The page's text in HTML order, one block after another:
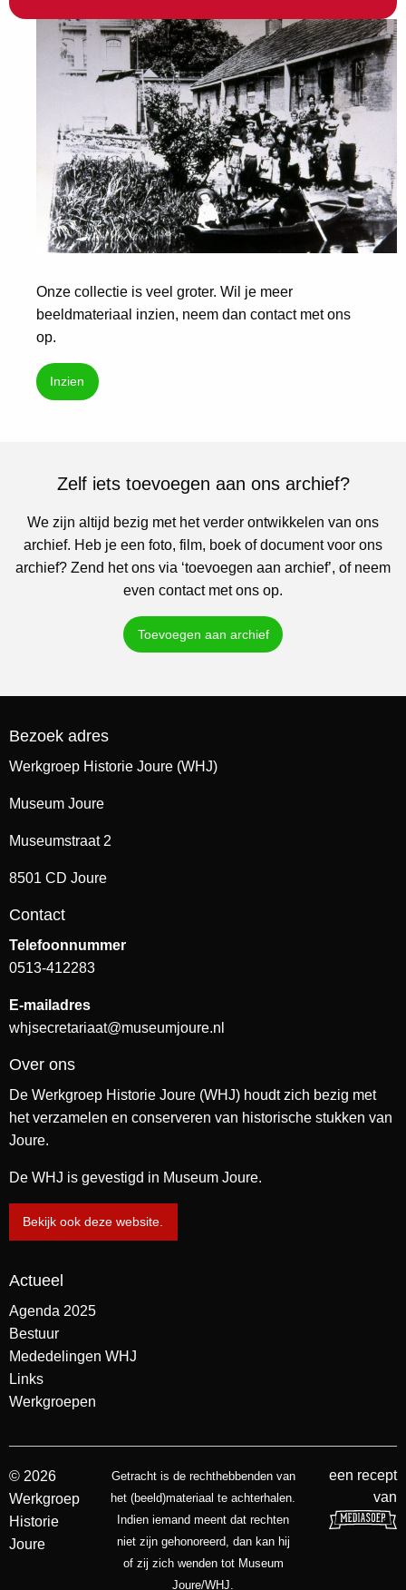
Onze collectie is veel groter. Wil je meer
beeldmateriaal inzien, neem dan contact met ons
op.
Inzien
Zelf iets toevoegen aan ons archief?
We zijn altijd bezig met het verder ontwikkelen van ons
archief. Heb je een foto, film, boek of document voor ons
archief? Zend het ons via ‘toevoegen aan archief’, of neem
even contact met ons op.
Toevoegen aan archief
Bezoek adres
Werkgroep Historie Joure (WHJ)
Museum Joure
Museumstraat 2
8501 CD Joure
Contact
Telefoonnummer
0513-412283
E-mailadres
whjsecretariaat@museumjoure.nl
Over ons
De Werkgroep Historie Joure (WHJ) houdt zich bezig met
het verzamelen en conserveren van historische stukken van
Joure.
De WHJ is gevestigd in Museum Joure.
Bekijk ook deze website.
Actueel
Agenda 2025
Bestuur
Mededelingen WHJ
Links
Werkgroepen
© 2026
Werkgroep
Historie
Joure
Getracht is de rechthebbenden van
het (beeld)materiaal te achterhalen.
Indien iemand meent dat rechten
niet zijn gehonoreerd, dan kan hij
of zij zich wenden tot Museum
Joure/WHJ.
een recept
van